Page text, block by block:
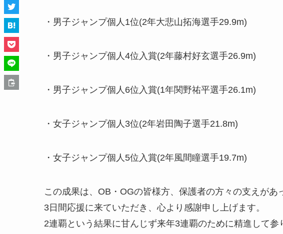
・男子ジャンプ個人1位(2年大悲山拓海選手29.9m)
・男子ジャンプ個人4位入賞(2年藤村好玄選手26.9m)
・男子ジャンプ個人6位入賞(1年関野祐平選手26.1m)
・女子ジャンプ個人3位(2年岩田陶子選手21.8m)
・女子ジャンプ個人5位入賞(2年風間瞳選手19.7m)
この成果は、OB・OGの皆様方、保護者の方々の支えがあ
3日間応援に来ていただき、心より感謝申し上げます。
2連覇という結果に甘んじず来年3連覇のために精進して参